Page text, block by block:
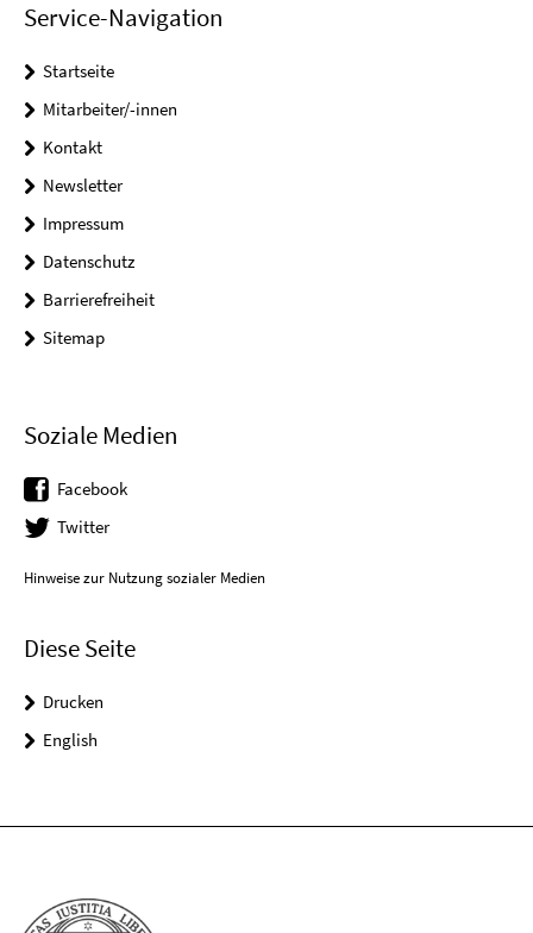
Service-Navigation
Startseite
Mitarbeiter/-innen
Kontakt
Newsletter
Impressum
Datenschutz
Barrierefreiheit
Sitemap
Soziale Medien
Facebook
Twitter
Hinweise zur Nutzung sozialer Medien
Diese Seite
Drucken
English